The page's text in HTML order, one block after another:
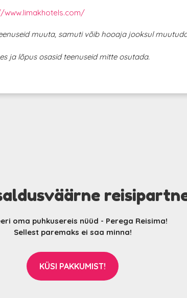
www.limakhotels.com/
muuta, samuti võib hooaja jooksul
ja lõpus osasid teenuseid mitte osutada.
oma puhkusereis nüüd - Perega Reisima!
Sellest paremaks ei saa minna!
KÜSI PAKKUMIST!